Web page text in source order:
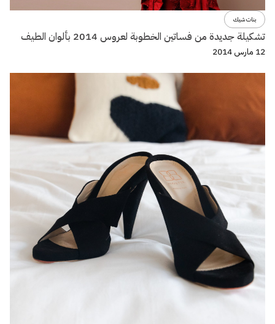
بنات شيك
تشكيلة جديدة من فساتين الخطوبة لعروس 2014 بألوان الطيف
12 مارس 2014